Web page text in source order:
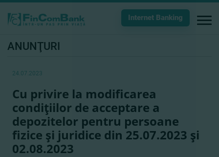
Internet Banking
ANUNŢURI
24.07.2023
Cu privire la modificarea
condiţiilor de acceptare a
depozitelor pentru persoane
fizice şi juridice din 25.07.2023 şi
02.08.2023